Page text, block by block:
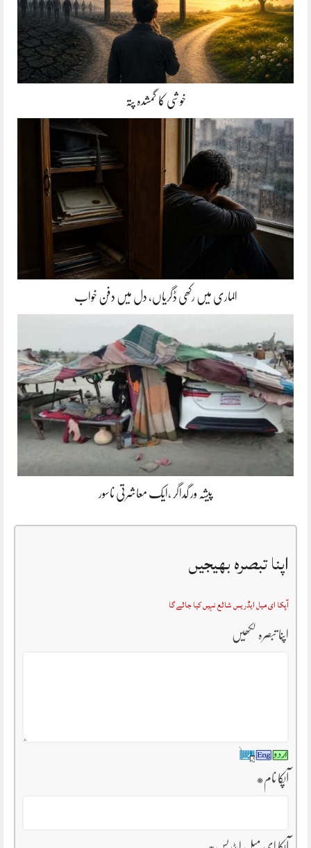
خوشی کا گمشدہ پتہ
الماری میں رکھی ڈگریاں، دل میں دفن خواب
پیشہ ور گداگر ،ایک معاشرتی ناسور
اپنا تبصرہ بھیجیں
آپکا ای میل ایڈریس شائع نہیں کیا جائے گا
اپنا تبصرہ لکھیں
آپکا نام*